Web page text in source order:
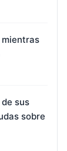
sus
sobre